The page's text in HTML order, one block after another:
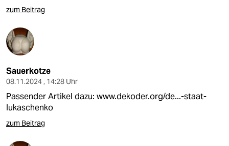
zum Beitrag
Sauerkotze
08.11.2024 , 14:28 Uhr
Passender Artikel dazu: www.dekoder.org/de...-staat-
lukaschenko
zum Beitrag